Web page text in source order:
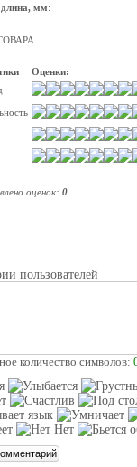
мм:
Оценки:
оценок: 0
пользователей
количество символов: